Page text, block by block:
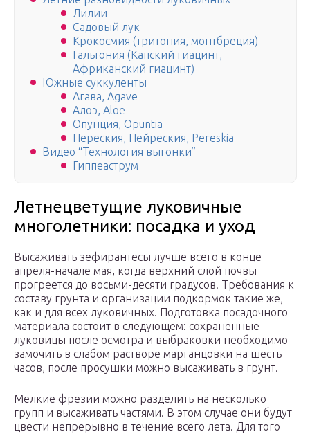
Лилии
Садовый лук
Крокосмия (тритония, монтбреция)
Гальтония (Капский гиацинт,
Африканский гиацинт)
Южные суккуленты
Агава, Agave
Алоэ, Aloe
Опунция, Opuntia
Переския, Пейреския, Pereskia
Видео “Технология выгонки”
Гиппеаструм
Летнецветущие луковичные
многолетники: посадка и уход
Высаживать зефирантесы лучше всего в конце
апреля-начале мая, когда верхний слой почвы
прогреется до восьми-десяти градусов. Требования к
составу грунта и организации подкормок такие же,
как и для всех луковичных. Подготовка посадочного
материала состоит в следующем: сохраненные
луковицы после осмотра и выбраковки необходимо
замочить в слабом растворе марганцовки на шесть
часов, после просушки можно высаживать в грунт.
Мелкие фрезии можно разделить на несколько
групп и высаживать частями. В этом случае они будут
цвести непрерывно в течение всего лета. Для того